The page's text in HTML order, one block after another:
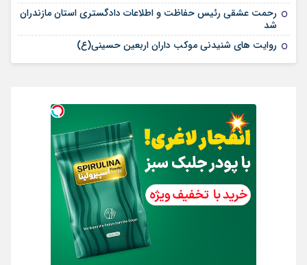
رحمت عشقی رئیس حفاظت و اطلاعات دادگستری استان مازندران
شد
روایت های شنیدنی موکب داران اربعین حسینی(ع)